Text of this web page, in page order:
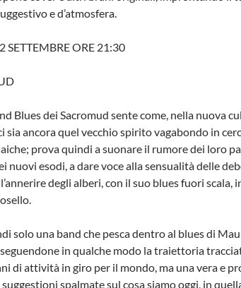
e d’atmosfera.
SETTEMBRE ORE 21:30
Blues dei Sacromud sente come, nella nuova
sia ancora quel vecchio spirito vagabondo in
prova quindi a suonare il rumore dei loro
nuovi esodi, a dare voce alla sensualità delle
degli alberi, con il suo blues fuori scala,
solo una band che pesca dentro al blues di
in qualche modo la traiettoria
di attività in giro per il mondo, ma una vera e
spalmate sul cosa siamo oggi, in